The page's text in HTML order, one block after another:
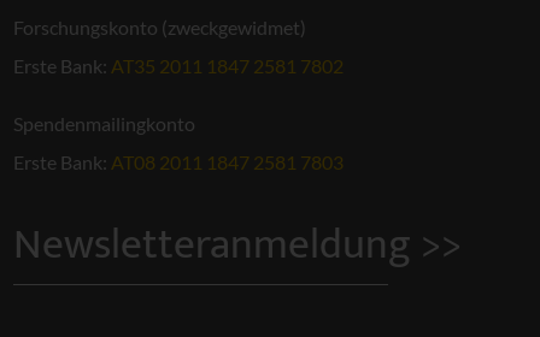
Forschungskonto (zweckgewidmet)
Erste Bank: AT35 2011 1847 2581 7802
Spendenmailingkonto
Erste Bank: AT08 2011 1847 2581 7803
Newsletteranmeldung >>